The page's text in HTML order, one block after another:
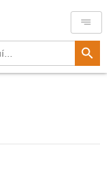
Botón De